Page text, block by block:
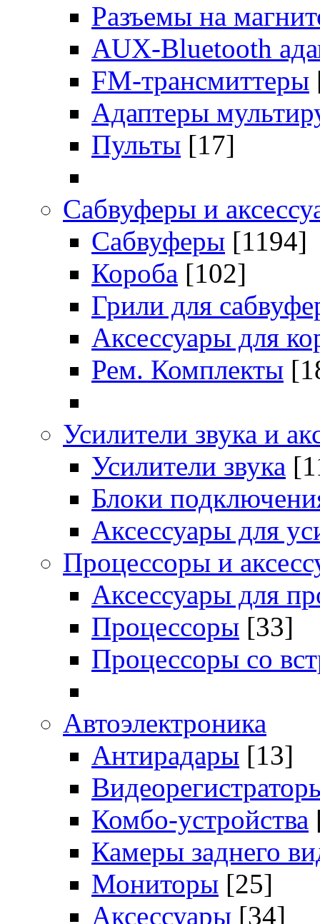
Разъемы на
AUX-Bluetooth
FM-трансмиттеры
Адаптеры
Пульты [17]
Сабвуферы и
Сабвуферы [1194]
Короба [102]
Грили для
Аксессуары для
Рем. Комплекты
Усилители звука и
Усилители звука
Блоки
Аксессуары для
Процессоры и
Аксессуары для
Процессоры [33]
Процессоры со
Автоэлектроника
Антирадары [13]
Комбо-устройства
Камеры заднего
Мониторы [25]
Аксессуары [34]